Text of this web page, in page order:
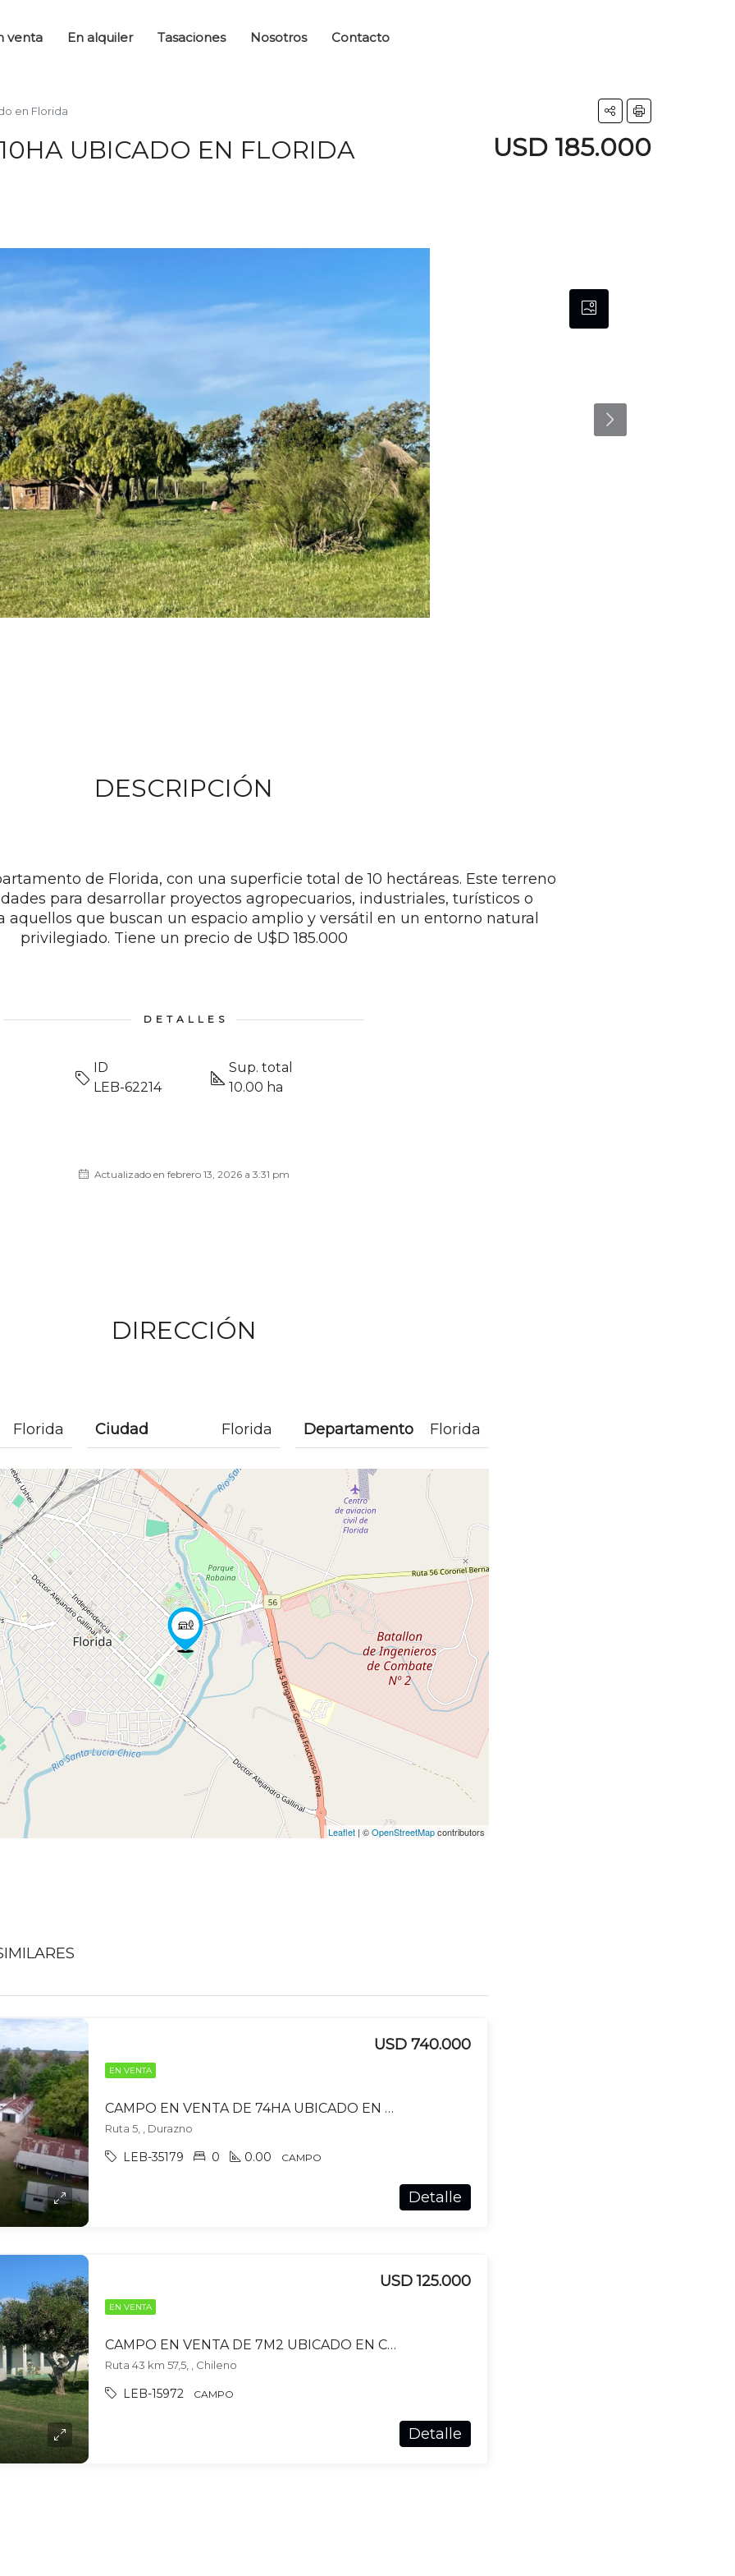
venta En alquiler Tasaciones Nosotros Contacto
en Florida
UBICADO EN FLORIDA USD 185.000
DESCRIPCIÓN
de Florida, con una superficie total de 10 hectáreas. Este terreno
para desarrollar proyectos agropecuarios, industriales, turísticos o
aquellos que buscan un espacio amplio y versátil en un entorno natural
privilegiado. Tiene un precio de U$D 185.000
DETALLES
ID
LEB-62214
Sup. total
10.00 ha
Actualizado en febrero 13, 2026 a 3:31 pm
DIRECCIÓN
Florida Ciudad Florida Departamento Florida
Leaflet | ©OpenStreetMapcontributors
EN VENTA
CAMPO EN VENTA DE 74HA UBICADO EN DURAZNO
USD 740.000
Ruta 5, , Durazno
LEB-35179 0 0.00 CAMPO
Detalle
EN VENTA
CAMPO EN VENTA DE 7M2 UBICADO EN CHILENO
USD 125.000
Ruta 43 km 57,5, , Chileno
LEB-15972 CAMPO
Detalle